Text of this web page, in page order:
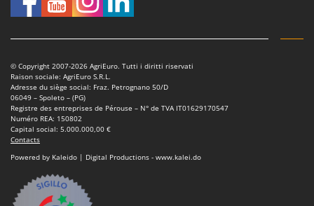
Scies alternatives à batterie
Sécateurs et Échenilloirs manuels
Sécateurs pneumatiques
Semoirs et Épandeurs d'engrais
Socs pour tracteur
Souffleurs aspirateurs pour Feuilles
Soufreuses - Poudreuses à dos
Soufreuses - Poudreuses pour tracteur
Intex
J JOLLY ITALIA
K
KAAZ
Karcher
Kasco
Kemper
© Copyright 2007-2026 AgriEuro. Tutti i diritti riservati
Raison sociale: AgriEuro S.R.L.
Adresse du siège social: Fraz. Petrognano 50/D
06049 – Spoleto – (PG)
Registre des entreprises de Pérouse – N° de TVA IT01629170547
Numéro REA: 150802
Capital social: 5.000.000,00 €
Contacts
Powered by Kaleido | Digital Productions - www.kalei.do